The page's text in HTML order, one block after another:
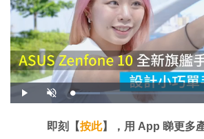
播
放
開
啟
載
入
:
1
即刻【按此】，用 App 睇更多